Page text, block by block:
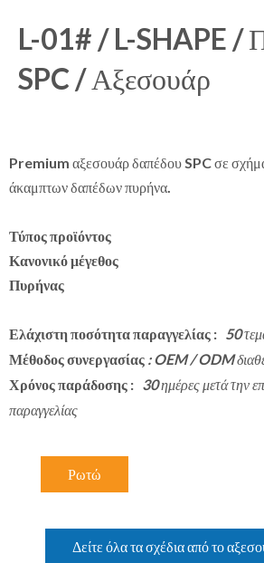
L-01# / L-SHAPE /
SPC / Αξεσουάρ
Premium αξεσουάρ δαπέδου SPC σε σχήμα L
άκαμπτων δαπέδων πυρήνα.
Τύπος προϊόντος
Κανονικό μέγεθος
Πυρήνας
Ελάχιστη ποσότητα παραγγελίας : 50
Μέθοδος συνεργασίας : OEM / ODM
Χρόνος παράδοσης : 30 ημέρες μετά την
παραγγελίας
Ρωτώ
Δείτε όλα τα σχέδια από το